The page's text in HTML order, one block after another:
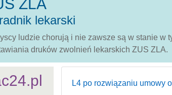
ZLA
lekarski
ludzie chorują i nie zawsze są w stanie w
druków zwolnień lekarskich ZUS ZLA.
L4 po rozwiązaniu umowy